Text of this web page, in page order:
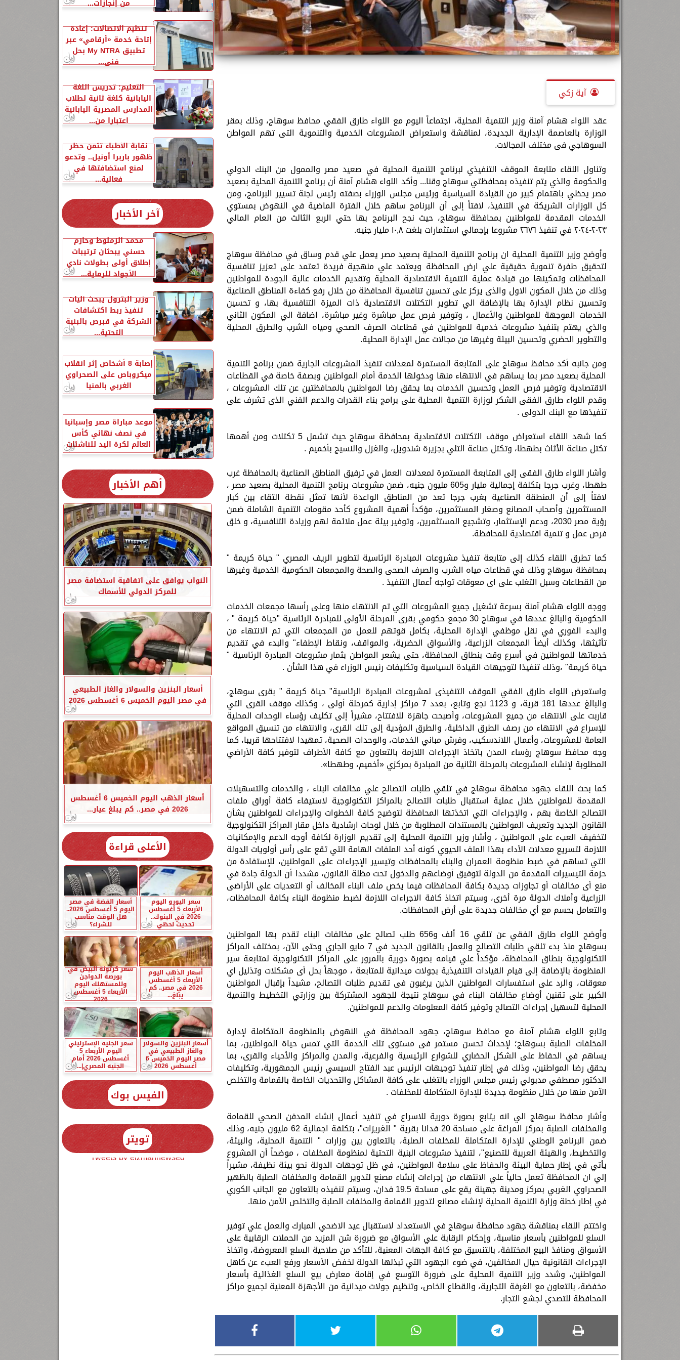
آية زكي
عقد اللواء هشام آمنة وزير التنمية المحلية، اجتماعاً اليوم مع اللواء طارق الفقي محافظ سوهاج، وذلك بمقر
الوزارة بالعاصمة الإدارية الجديدة، لمناقشة واستعراض المشروعات الخدمية والتنموية التى تهم المواطن
السوهاجي فى مختلف المجالات.
وتناول اللقاء متابعة الموقف التنفيذي لبرنامج التنمية المحلية في صعيد مصر والممول من البنك الدولي
والحكومة والذي يتم تنفيذه بمحافظتي سوهاج وقنا... وأكد اللواء هشام آمنة أن برنامج التنمية المحلية بصعيد
مصر يحظي باهتمام كبير من القيادة السياسية ورئيس مجلس الوزراء بصفته رئيس لجنة تسيير البرنامج، ومن
كل الوزارات الشريكة في التنفيذ، لافتاً إلى أن البرنامج ساهم خلال الفترة الماضية في النهوض بمستوي
الخدمات المقدمة للمواطنين بمحافظة سوهاج، حيث نجح البرنامج بها حتي الربع الثالث من العام المالي
٢٠٢٣-٢٠٢٤ في تنفيذ ٢٦٧٦ مشروعا بإجمالي استثمارات بلغت ١٠,٨ مليار جنيه.
وأوضح وزير التنمية المحلية ان برنامج التنمية المحلية بصعيد مصر يعمل علي قدم وساق في محافظة سوهاج
لتحقيق طفرة تنموية حقيقية علي ارض المحافظة ويعتمد علي منهجية فريدة تعتمد على تعزيز تنافسية
المحافظات وتمكينها من قيادة عملية التنمية الاقتصادية المحلية وتقديم الخدمات عالية الجودة للمواطنين
وذلك من خلال المكون الاول والذى يركز على تحسين تنافسية المحافظة من خلال رفع كفاءة المناطق الصناعية
وتحسين نظام الإدارة بها بالإضافة الي تطوير التكتلات الاقتصادية ذات الميزة التنافسية بها، و تحسين
الخدمات الموجهة للمواطنين والأعمال ، وتوفير فرص عمل مباشرة وغير مباشرة، اضافة الي المكون الثاني
والذي يهتم بتنفيذ مشروعات خدمية للمواطنين في قطاعات الصرف الصحي ومياه الشرب والطرق المحلية
والتطوير الحضري وتحسين البيئة وغيرها من مجالات عمل الإدارة المحلية.
ومن جانبه أكد محافظ سوهاج على المتابعة المستمرة لمعدلات تنفيذ المشروعات الجارية ضمن برنامج التنمية
المحلية بصعيد مصر بما يساهم في الانتهاء منها ودخولها الخدمة أمام المواطنين وبصفة خاصة في القطاعات
الاقتصادية وتوفير فرص العمل وتحسين الخدمات بما يحقق رضا المواطنين بالمحافظتين عن تلك المشروعات ،
وقدم اللواء طارق الفقى الشكر لوزارة التنمية المحلية على برامج بناء القدرات والدعم الفني الذى تشرف على
تنفيذها مع البنك الدولى .
كما شهد اللقاء استعراض موقف التكتلات الاقتصادية بمحافظة سوهاج حيث تشمل 5 تكتلات ومن أهمها
تكتل صناعة الأثاث بطهطا، وتكتل صناعة التلي بجزيرة شندويل، والغزل والنسيج بأخميم .
وأشار اللواء طارق الفقى إلى المتابعة المستمرة لمعدلات العمل في ترفيق المناطق الصناعية بالمحافظة غرب
طهطا، وغرب جرجا بتكلفة إجمالية مليار و605 مليون جنيه، ضمن مشروعات برنامج التنمية المحلية بصعيد مصر ،
لافتاً إلى أن المنطقة الصناعية بغرب جرجا تعد من المناطق الواعدة لأنها تمثل نقطة التقاء بين كبار
المستثمرين وأصحاب المصانع وصغار المستثمرين، مؤكداً أهمية المشروع كأحد مقومات التنمية الشاملة ضمن
رؤية مصر 2030، ودعم الإستثمار، وتشجيع المستثمرين، وتوفير بيئة عمل ملائمة لهم وزيادة التنافسية، و خلق
فرص عمل و تنمية اقتصادية للمحافظة.
كما تطرق اللقاء كذلك إلى متابعة تنفيذ مشروعات المبادرة الرئاسية لتطوير الريف المصري " حياة كريمة "
بمحافظة سوهاج وذلك في قطاعات مياه الشرب والصرف الصحى والصحة والمجمعات الحكومية الخدمية وغيرها
من القطاعات وسبل التغلب على اى معوقات تواجه أعمال التنفيذ .
ووجه اللواء هشام آمنة بسرعة تشغيل جميع المشروعات التي تم الانتهاء منها وعلى رأسها مجمعات الخدمات
الحكومية والبالغ عددها في سوهاج 30 مجمع حكومي بقرى المرحلة الأولى للمبادرة الرئاسية "حياة كريمة " ،
والبدء الفوري في نقل موظفي الإدارة المحلية، بكامل قوتهم للعمل من المجمعات التي تم الانتهاء من
تأثيثها، وكذلك أيضاً المجمعات الزراعية، والأسواق الحضرية، والمواقف، ونقاط الإطفاء" والبدء في تقديم
خدماتها للمواطنين في أسرع وقت بنطاق المحافظة، حتى يشعر المواطن بثمار مشروعات المبادرة الرئاسية "
حياة كريمة" ،وذلك تنفيذا لتوجيهات القيادة السياسية وتكليفات رئيس الوزراء في هذا الشأن .
واستعرض اللواء طارق الفقي الموقف التنفيذى لمشروعات المبادرة الرئاسية" حياة كريمة " بقرى سوهاج،
والبالغ عددها 181 قرية، و 1123 نجع وتابع، بعدد 7 مراكز إدارية كمرحلة أولى ، وكذلك موقف القرى التي
قاربت على الانتهاء من جميع المشروعات، وأصبحت جاهزة للافتتاح، مشيراً إلى تكليف رؤساء الوحدات المحلية
للإسراع في الانتهاء من رصف الطرق الداخلية، والطرق المؤدية إلى تلك القرى، والانتهاء من تنسيق المواقع
العامة للمشروعات، وأعمال اللاندسكيب، وفرش مباني الخدمات، والوحدات الصحية، تمهيدا لافتتاحها قريبا، كما
وجه محافظ سوهاج رؤساء المدن باتخاذ الإجراءات اللازمة بالتعاون مع كافة الأطراف لتوفير كافة الأراضي
المطلوبة لإنشاء المشروعات بالمرحلة الثانية من المبادرة بمركزي «أخميم، وطهطا».
كما بحث اللقاء جهود محافظة سوهاج في تلقي طلبات التصالح علي مخالفات البناء ، والخدمات والتسهيلات
المقدمة للمواطنين خلال عملية استقبال طلبات التصالح بالمراكز التكنولوجية لاستيفاء كافة أوراق ملفات
التصالح الخاصة بهم ، والإجراءات التي اتخذتها المحافظة لتوضيح كافة الخطوات والإجراءات للمواطنين بشأن
القانون الجديد وتعريف المواطنين بالمستندات المطلوبة من خلال لوحات ارشادية داخل مقار المراكز التكنولوجية
لتخفيف العبء على المواطنين ، وأشار وزير التنمية المحلية إلى تقديم الوزارة لكافة أوجه الدعم والإمكانيات
اللازمة لتسريع معدلات الأداء بهذا الملف الحيوي كونه أحد الملفات الهامة التي تقع على رأس أولويات الدولة
التي تساهم في ضبط منظومة العمران والبناء بالمحافظات وتيسير الإجراءات على المواطنين، للإستفادة من
حزمة التيسيرات المقدمة من الدولة لتوفيق أوضاعهم والدخول تحت مظلة القانون، مشددا أن الدولة جادة في
منع أى مخالفات أو تجاوزات جديدة بكافة المحافظات فيما يخص ملف البناء المخالف أو التعديات على الأراضى
الزراعية وأملاك الدولة مرة أخرى، وسيتم اتخاذ كافة الاجراءات اللازمة لضبط منظومة البناء بكافة المحافظات،
والتعامل بحسم مع أي مخالفات جديدة على أرض المحافظات.
وأوضح اللواء طارق الفقي عن تلقي 16 ألف و656 طلب تصالح على مخالفات البناء تقدم بها المواطنين
بسوهاج منذ بدء تلقي طلبات التصالح والعمل بالقانون الجديد في 7 مايو الجاري وحتى الآن، بمختلف المراكز
التكنولوجية بنطاق المحافظة، مؤكداً علي قيامه بصورة دورية بالمرور على المراكز التكنولوجية لمتابعة سير
المنظومة بالإضافة إلى قيام القيادات التنفيذية بجولات ميدانية للمتابعة ، موجهاً بحل أى مشكلات وتذليل اي
معوقات، والرد على استفسارات المواطنين الذين يرغبون فى تقديم طلبات التصالح، مشيداً بإقبال المواطنين
الكبير على تقنين أوضاع مخالفات البناء في سوهاج نتيجة للجهود المشتركة بين وزارتي التخطيط والتنمية
المحلية لتسهيل إجراءات التصالح وتوفير كافة المعلومات والدعم للمواطنين.
وتابع اللواء هشام آمنة مع محافظ سوهاج، جهود المحافظة في النهوض بالمنظومة المتكاملة لإدارة
المخلفات الصلبة بسوهاج؛ لإحداث تحسن مستمر فى مستوى تلك الخدمة التي تمس حياة المواطنين، بما
يساهم في الحفاظ على الشكل الحضاري للشوارع الرئيسية والفرعية، والمدن والمراكز والأحياء والقرى، بما
يحقق رضا المواطنين، وذلك في إطار تنفيذ توجيهات الرئيس عبد الفتاح السيسي رئيس الجمهورية، وتكليفات
الدكتور مصطفي مدبولي رئيس مجلس الوزراء بالتغلب على كافة المشاكل والتحديات الخاصة بالقمامة والتخلص
الآمن منها من خلال منظومة جديدة للإدارة المتكاملة للمخلفات .
وأشار محافظ سوهاج الي انه يتابع بصورة دورية للاسراع في تنفيد أعمال إنشاء المدفن الصحي للقمامة
والمخلفات الصلبة بمركز المراغة على مساحة 20 فدانا بقرية " الغريزات"، بتكلفة اجمالية 62 مليون جنيه، وذلك
ضمن البرنامج الوطني للإدارة المتكاملة للمخلفات الصلبة، بالتعاون بين وزارات " التنمية المحلية، والبيئة،
والتخطيط، والهيئة العربية للتصنيع"، لتنفيذ مشروعات البنية التحتية لمنظومة المخلفات ، موضحاً أن المشروع
يأتي في إطار حماية البيئة والحفاظ على سلامة المواطنين، في ظل توجهات الدولة نحو بيئة نظيفة، مشيراً
إلي ان المحافظة تعمل حالياً علي الانتهاء من إجراءات إنشاء مصنع لتدوير القمامة والمخلفات الصلبة بالظهير
الصحراوي الغربي بمركز ومدينة جهينة يقع على مساحة 19.5 فدان، وسيتم تنفيذه بالتعاون مع الجانب الكوري
في إطار خطة وزارة التنمية المحلية لإنشاء مصانع لتدوير القمامة والمخلفات الصلبة والتخلص الآمن منها.
واختتم اللقاء بمناقشة جهود محافظة سوهاج في الاستعداد لاستقبال عيد الاضحي المبارك والعمل علي توفير
السلع للمواطنين بأسعار مناسبة، وإحكام الرقابة علي الأسواق مع ضرورة شن المزيد من الحملات الرقابية على
الأسواق ومنافذ البيع المختلفة، بالتنسيق مع كافة الجهات المعنية، للتأكد من صلاحية السلع المعروضة، واتخاذ
الإجراءات القانونية حيال المخالفين، في ضوء الجهود التي تبذلها الدولة لخفض الأسعار ورفع العبء عن كاهل
المواطنين، وشدد وزير التنمية المحلية على ضرورة التوسع في إقامة معارض بيع السلع الغذائية بأسعار
مخفضة، بالتعاون مع الغرفة التجارية، والقطاع الخاص، وتنظيم جولات ميدانية من الأجهزة المعنية لجميع مراكز
المحافظة للتصدي لجشع التجار.
من إنجازات...
تنظيم الاتصالات: إعادة
إتاحة خدمة «أرقامي» عبر
تطبيق My NTRA بحل
فني...
التعليم: تدريس اللغة
اليابانية كلغة ثانية لطلاب
المدارس المصرية اليابانية
اعتبارا من...
نقابة الأطباء تثمن حظر
ظهور باربرا أونيل.. وتدعو
لمنع استضافتها في
فعالية...
آخر الأخبار
محمد الزملوط وحازم
حسني يبحثان ترتيبات
إطلاق أولى بطولات نادي
الأجواد للرماية...
وزير البترول يبحث آليات
تنفيذ ربط اكتشافات
الشركة في قبرص بالبنية
التحتية...
إصابة 8 أشخاص إثر انقلاب
ميكروباص على الصحراوي
الغربي بالمنيا
موعد مباراة مصر وإسبانيا
في نصف نهائي كأس
العالم لكرة اليد للناشئات
أهم الأخبار
النواب يوافق على اتفاقية استضافة مصر
للمركز الدولي للأسماك
أسعار البنزين والسولار والغاز الطبيعي
في مصر اليوم الخميس 6 أغسطس 2026
أسعار الذهب اليوم الخميس 6 أغسطس
2026 في مصر.. كم يبلغ عيار...
الأعلى قراءة
سعر اليورو اليوم
الأربعاء 5 أغسطس
2026 في البنوك..
تحديث لحظي
أسعار الفضة في مصر
اليوم 5 أغسطس 2026..
هل الوقت مناسب
للشراء؟
أسعار الذهب اليوم
الأربعاء 5 أغسطس
2026 في مصر.. كم
يبلغ...
سعر كرتونة البيض في
بورصة الدواجن
وللمستهلك اليوم
الأربعاء 5 أغسطس
2026
أسعار البنزين والسولار
والغاز الطبيعي في
مصر اليوم الخميس 6
أغسطس 2026
سعر الجنيه الإسترليني
اليوم الأربعاء 5
أغسطس 2026 أمام
الجنيه المصري|...
الفيس بوك
تويتر
Tweets by elzmannewseg